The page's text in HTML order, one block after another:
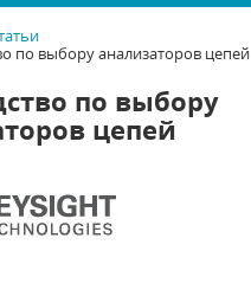
по выбору анализаторов цепей
по выбору
цепей